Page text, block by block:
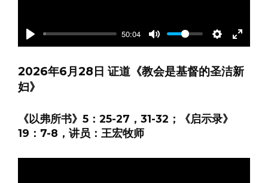
Play
50:04
Mute Settings
Enter
2026年6月28日 证道《教会是基督的圣洁新
妇》
《以弗所书》5：25-27，31-32；《启示录》
19：7-8，讲员：王宏牧师